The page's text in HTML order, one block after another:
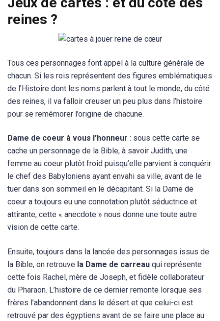
reines ?
Tous ces personnages font appel à la culture générale de
chacun. Si les rois représentent des figures emblématiques
de l’Histoire dont les noms parlent à tout le monde, du côté
des reines, il va falloir creuser un peu plus dans l’histoire
pour se remémorer l’origine de chacune.
Dame de coeur à vous l’honneur : sous cette carte se
cache un personnage de la Bible, à savoir Judith, une
femme au coeur plutôt froid puisqu’elle parvient à conquérir
le chef des Babyloniens ayant envahi sa ville, avant de le
tuer dans son sommeil en le décapitant. Si la Dame de
coeur a toujours eu une connotation plutôt séductrice et
attirante, cette « anecdote » nous donne une toute autre
vision de cette carte.
Ensuite, toujours dans la lancée des personnages issus de
la Bible, on retrouve la Dame de carreau qui représente
cette fois Rachel, mère de Joseph, et fidèle collaborateur
du Pharaon. L’histoire de ce dernier remonte lorsque ses
frères l’abandonnent dans le désert et que celui-ci est
retrouvé par des égyptiens avant de se faire une place au